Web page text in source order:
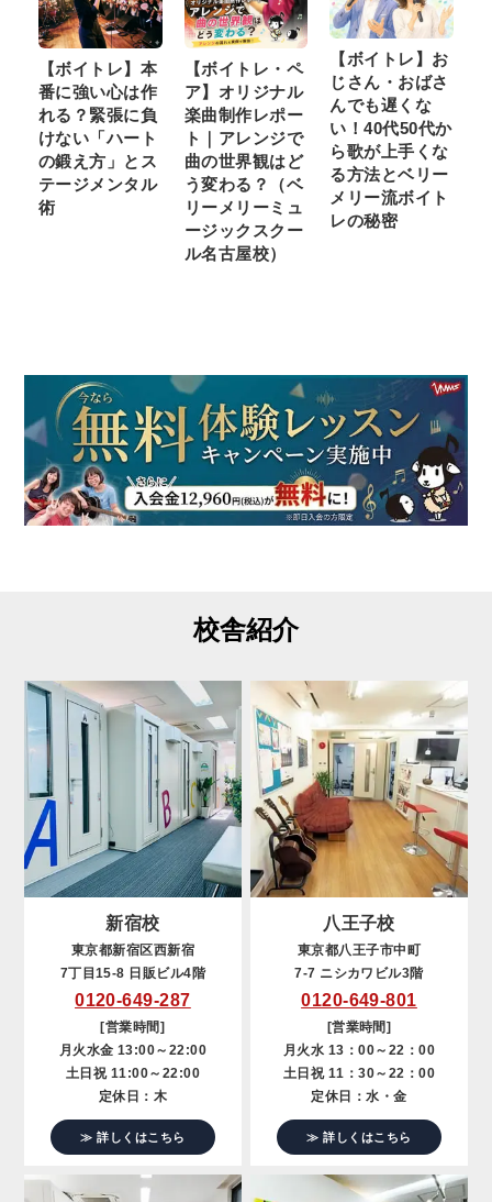
【ボイトレ】本
番に強い心は作
れる？緊張に負
けない「ハート
の鍛え方」とス
テージメンタル
術
【ボイトレ・ペ
ア】オリジナル
楽曲制作レポー
ト｜アレンジで
曲の世界観はど
う変わる？（ベ
リーメリーミュ
ージックスクー
ル名古屋校）
【ボイトレ】お
じさん・おばさ
んでも遅くな
い！40代50代か
ら歌が上手くな
る方法とベリー
メリー流ボイト
レの秘密
校舎紹介
新宿校
東京都新宿区西新宿
7丁目15-8 日販ビル4階
0120-649-287
[営業時間]
月火水金 13:00～22:00
土日祝 11:00～22:00
定休日：木
≫ 詳しくはこちら
八王子校
東京都八王子市中町
7-7 ニシカワビル3階
0120-649-801
[営業時間]
月火水 13：00～22：00
土日祝 11：30～22：00
定休日：水・金
≫ 詳しくはこちら